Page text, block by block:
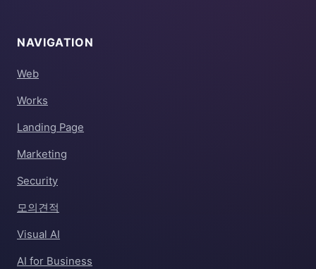
NAVIGATION
Web
Works
Landing Page
Marketing
Security
모의견적
Visual AI
AI for Business